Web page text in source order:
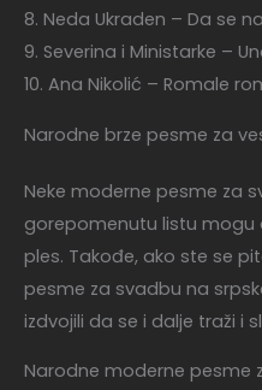
8. Neda Ukraden – Da se
9. Severina i Ministarke –
10. Ana Nikolić – Romale
Narodne brze pesme za
Neke moderne pesme za
gorepomenutu listu mogu
ples. Takođe, ako ste se
pesme za svadbu na
izdvojili da se i dalje traži i
Narodne moderne pesme